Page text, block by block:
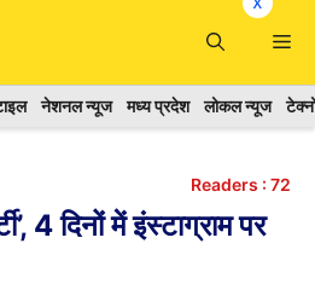
नेशनल न्यूज मध्य प्रदेश लोकल न्यूज
Readers : 72
4 दिनों में इंस्टाग्राम पर